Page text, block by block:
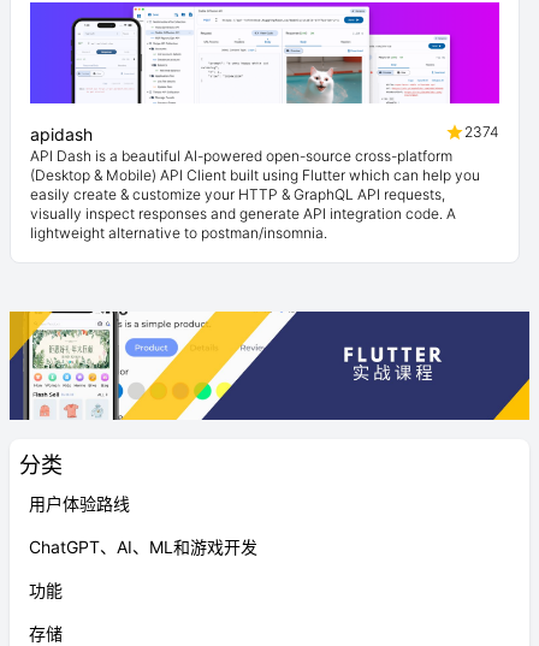
分类
用户体验路线
ChatGPT、AI、ML和游戏开发
功能
存储
apidash
2374
API Dash is a beautiful AI-powered open-source cross-platform
(Desktop & Mobile) API Client built using Flutter which can help you
easily create & customize your HTTP & GraphQL API requests,
visually inspect responses and generate API integration code. A
lightweight alternative to postman/insomnia.